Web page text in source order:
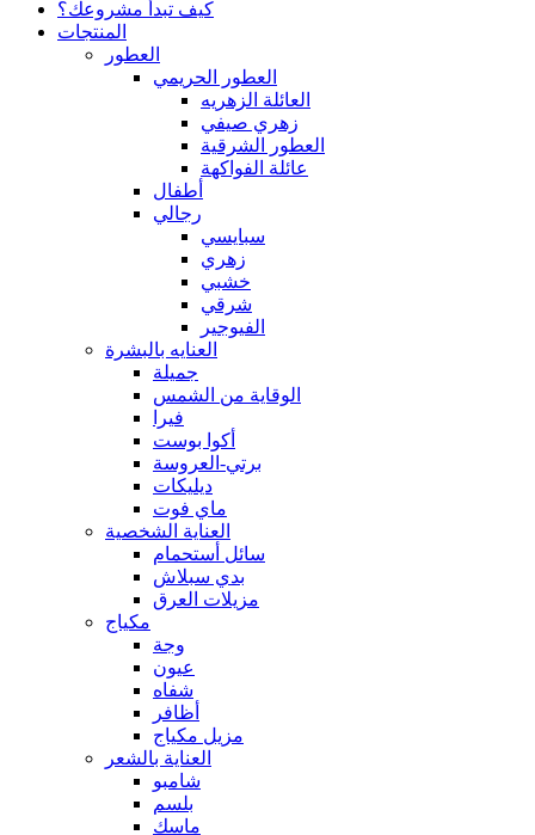
كيف تبدأ مشروعك؟
المنتجات
العطور
العطور الحريمي
العائلة الزهريه
زهري صيفي
العطور الشرقية
عائلة الفواكهة
أطفال
رجالي
سبايسي
زهري
خشبي
شرقي
الفيوجير
العنايه بالبشرة
جميلة
الوقاية من الشمس
فيرا
أكوا بوست
برتي-العروسة
ديليكات
ماي فوت
العناية الشخصية
سائل أستحمام
بدي سبلاش
مزيلات العرق
مكياج
وجة
عيون
شفاه
أظافر
مزيل مكياج
العناية بالشعر
شامبو
بلسم
ماسك